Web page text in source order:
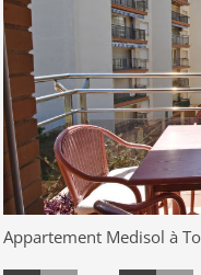
Appartement Medisol à